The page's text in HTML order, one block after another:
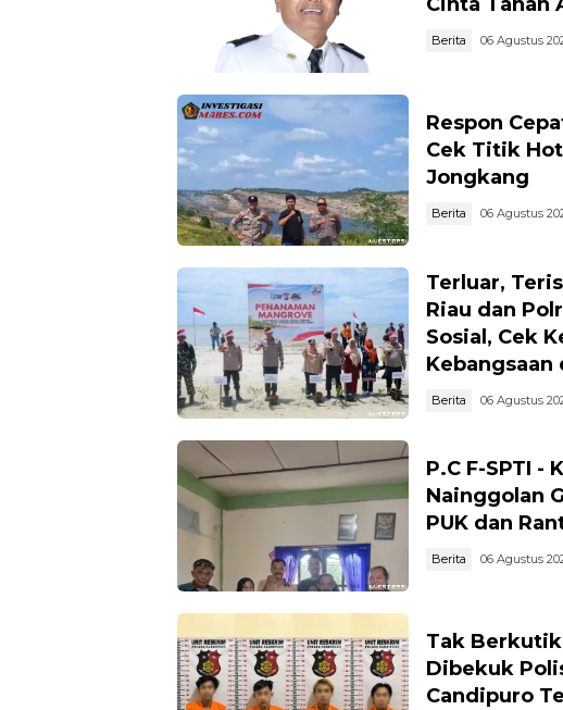
Berita 06 Agustus
Respon
Cek Titik
Jongkang
Berita 06 Agustus
Terluar,
Riau dan
Sosial, Cek
Kebangsaan
Berita 06 Agustus
P.C F-SPTI -
Nainggolan
PUK dan
Berita 06 Agustus
Tak
Dibekuk
Candipuro